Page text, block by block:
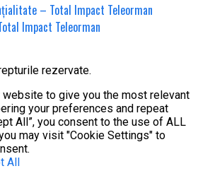
– Total Impact Teleorman
Impact Teleorman
rezervate.
to give you the most relevant
your preferences and repeat
All”, you consent to the use of ALL
may visit "Cookie Settings" to
All